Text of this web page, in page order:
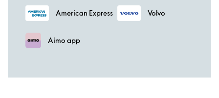
American Express Volvo
Aimo app